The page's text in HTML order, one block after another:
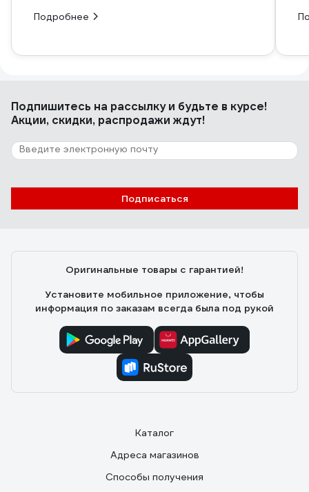
Подробнее
Подпишитесь на рассылкуи будьте в курсе!
Акции, скидки, распродажи ждут!
Подписаться
Оригинальные товары с гарантией!
Установите мобильное приложение, чтобы
информация по заказам всегда была под рукой
Каталог
Адреса магазинов
Способы получения